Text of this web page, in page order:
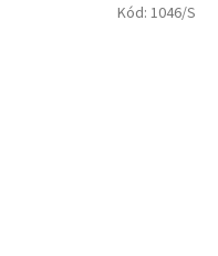
Kód: 1046/S